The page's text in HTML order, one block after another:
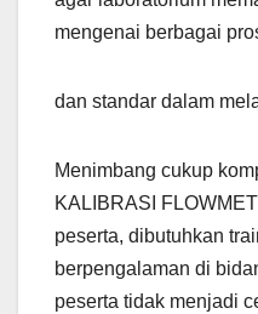
mengenai berbagai
dan standar dalam
Menimbang cukup
KALIBRASI
peserta, dibutuhkan
berpengalaman di
peserta tidak menjadi